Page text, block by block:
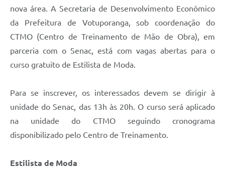
nova área. A Secretaria de Desenvolvimento Econômico
da Prefeitura de Votuporanga, sob coordenação do
CTMO (Centro de Treinamento de Mão de Obra), em
parceria com o Senac, está com vagas abertas para o
curso gratuito de Estilista de Moda.
Para se inscrever, os interessados devem se dirigir à
unidade do Senac, das 13h às 20h. O curso será aplicado
na unidade do CTMO seguindo cronograma
disponibilizado pelo Centro de Treinamento.
Estilista de Moda